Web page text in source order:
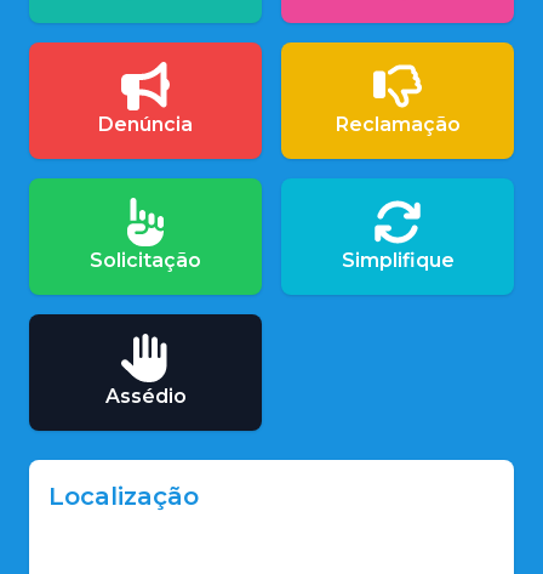
Denúncia Reclamação
Solicitação Simplifique
Assédio
Localização